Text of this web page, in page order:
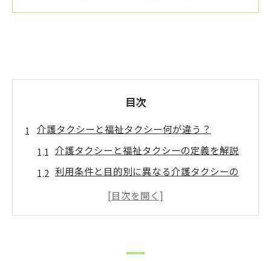
目次
介護タクシーと福祉タクシー何が違う？
介護タクシーと福祉タクシーの定義を解説
利用条件と目的別に異なる介護タクシーの
介護タクシーと普通のタクシー料金の違い